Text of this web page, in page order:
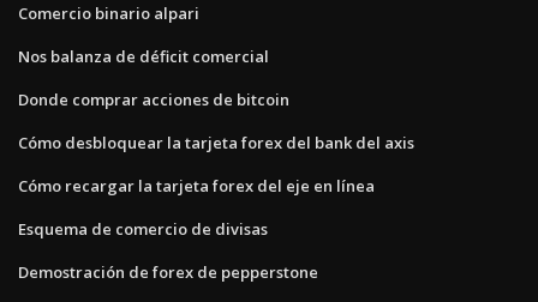
Comercio binario alpari
Nos balanza de déficit comercial
Donde comprar acciones de bitcoin
Cómo desbloquear la tarjeta forex del bank del axis
Cómo recargar la tarjeta forex del eje en línea
Esquema de comercio de divisas
Demostración de forex de pepperstone